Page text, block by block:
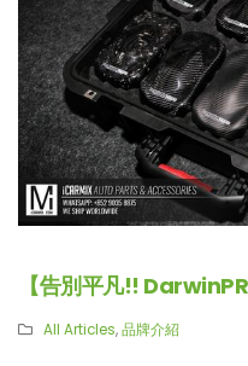
【告別平凡!!
All Articles,品牌介紹